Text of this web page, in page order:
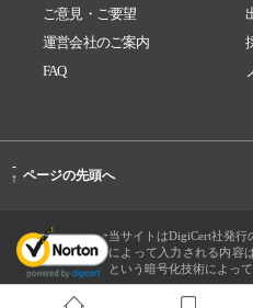
ご意見・ご要望
運営会社のご案内
FAQ
-
↑ ページの先頭へ
当サイトはDigiCert社発行
によって入力される内容
という暗号化技術によっ